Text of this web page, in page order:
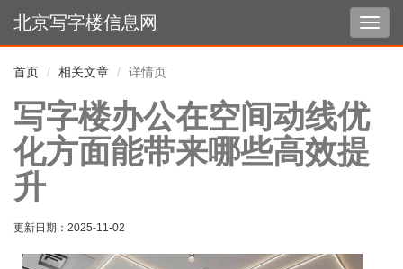
切
换
北京写字楼信息网
首页 相关文章 详情页
写字楼办公在空间动线优
化方面能带来哪些高效提
升
更新日期： 2025-11-02